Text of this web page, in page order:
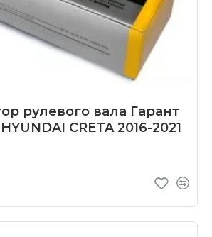
рулевого вала Гарант
CRETA 2016-2021